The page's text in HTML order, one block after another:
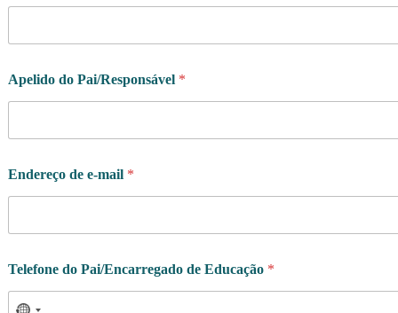
Apelido do Pai/Responsável *
Endereço de e-mail *
Telefone do Pai/Encarregado de Educação *